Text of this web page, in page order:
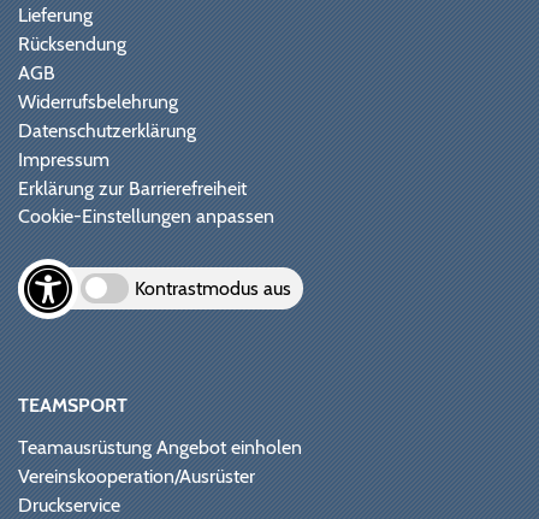
Lieferung
Rücksendung
AGB
Widerrufsbelehrung
Datenschutzerklärung
Impressum
Erklärung zur Barrierefreiheit
Cookie-Einstellungen anpassen
Kontrastmodus aus
TEAMSPORT
Teamausrüstung Angebot einholen
Vereinskooperation/Ausrüster
Druckservice